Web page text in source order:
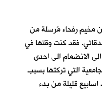
مخيم رفحاء مُرسلة من
فقد كنت وقتها في
الانضمام الى احدى
التي تركتها بسبب
اسابيع قليلة من بدء